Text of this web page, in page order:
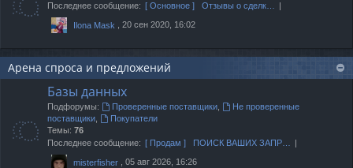
Последнее сообщение: [ Основное ] Отзывы о сделк…
Ilona Mask , 20 сен 2020, 16:02
Арена спроса и предложений
Базы данных
Подфорумы: Проверенные поставщики,
Не проверенные
поставщики
Покупатели
Темы: 76
Последнее сообщение: [ Продам ] ПОИСК ВАШИХ ЗАПР…
misterfisher , 05 авг 2026, 16:26